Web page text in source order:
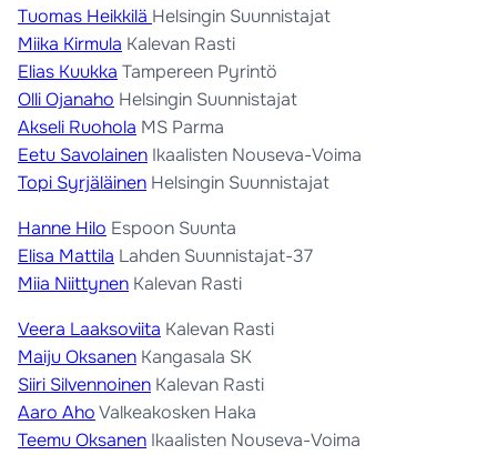
Tuomas Heikkilä Helsingin Suunnistajat
Miika Kirmula Kalevan Rasti
Elias Kuukka Tampereen Pyrintö
Olli Ojanaho Helsingin Suunnistajat
Akseli Ruohola MS Parma
Eetu Savolainen Ikaalisten Nouseva-Voima
Topi Syrjäläinen Helsingin Suunnistajat
Hanne Hilo Espoon Suunta
Elisa Mattila Lahden Suunnistajat-37
Miia Niittynen Kalevan Rasti
Veera Laaksoviita Kalevan Rasti
Maiju Oksanen Kangasala SK
Siiri Silvennoinen Kalevan Rasti
Aaro AhoValkeakosken Haka
Teemu Oksanen Ikaalisten Nouseva-Voima